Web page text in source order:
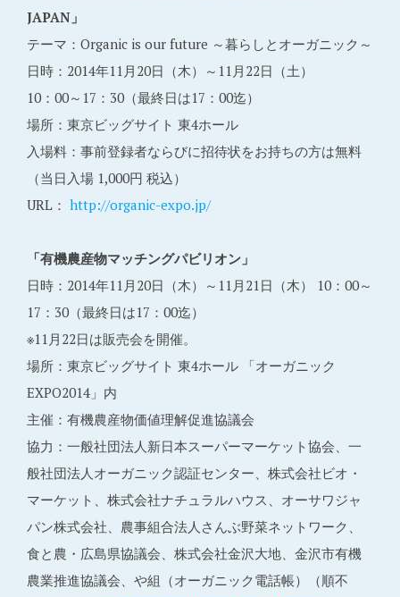
JAPAN」
テーマ：Organic is our future ～暮らしとオーガニック～
日時：2014年11月20日（木）～11月22日（土）
10：00～17：30（最終日は17：00迄）
場所：東京ビッグサイト 東4ホール
入場料：事前登録者ならびに招待状をお持ちの方は無料
（当日入場 1,000円 税込）
URL： http://organic-expo.jp/
「有機農産物マッチングパビリオン」
日時：2014年11月20日（木）～11月21日（木） 10：00～
17：30（最終日は17：00迄）
※11月22日は販売会を開催。
場所：東京ビッグサイト 東4ホール 「オーガニック
EXPO2014」内
主催：有機農産物価値理解促進協議会
協力：一般社団法人新日本スーパーマーケット協会、一
般社団法人オーガニック認証センター、株式会社ビオ・
マーケット、株式会社ナチュラルハウス、オーサワジャ
パン株式会社、農事組合法人さんぶ野菜ネットワーク、
食と農・広島県協議会、株式会社金沢大地、金沢市有機
農業推進協議会、や組（オーガニック電話帳）（順不